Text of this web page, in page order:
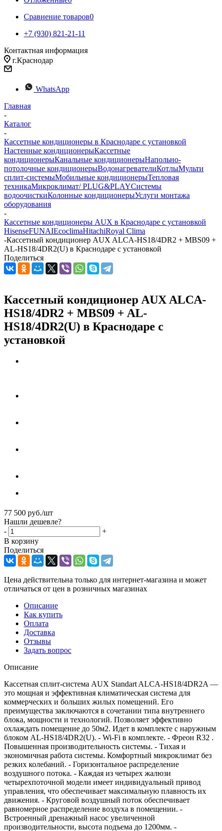
Сравнение товаров0
+7 (930) 821-21-11
Контактная информация
г.Краснодар
WhatsApp
Главная
-
Каталог
-
Кассетные кондиционеры в Краснодаре с установкой
Настенные кондиционерыКассетные
кондиционерыКанальные кондиционерыНапольно-
потолочные кондиционерыВодонагревателиКотлыМульти
сплит-системыМобильные кондиционерыТепловая
техникаМикроклимат/ PLUG&PLAYСистемы
водоочисткиКолонные кондиционерыУслуги монтажа
оборудования
-
Кассетные кондиционеры AUX в Краснодаре с установкой
HisenseFUNAIEcoclimaHitachiRoyal Clima
-Кассетный кондиционер AUX ALCA-HS18/4DR2 + MBS09 +
AL-HS18/4DR2(U) в Краснодаре с установкой
Поделиться
Кассетный кондиционер AUX ALCA-
HS18/4DR2 + MBS09 + AL-
HS18/4DR2(U) в Краснодаре с
установкой
77 500 руб./шт
Нашли дешевле?
-
+
В корзину
Поделиться
Цена действительна только для интернет-магазина и может
отличаться от цен в розничных магазинах
Описание
Как купить
Оплата
Доставка
Отзывы
Задать вопрос
Описание
Кассетная сплит-система AUX Standart ALCA-HS18/4DR2A —
это мощная и эффективная климатическая система для
коммерческих и больших жилых помещений. Его
преимущества заключаются в сочетании типа внутреннего
блока, мощности и технологий. Позволяет эффективно
охлаждать помещение до 50м2. Идет в комплекте с наружным
блоком AL-HS18/4DR2(U). - Wi-Fi в комплекте. - Фреон R32 .
Повышенная производительность системы. - Тихая и
экономичная работа системы. Комфортный микроклимат без
резких колебаний. - Горизонтальное распределение
воздушного потока. - Каждая из четырех жалюзи
четырехпоточной модели имеет индивидуальный привод
управления, что обеспечивает максимальную плавность их
движения. - Круговой воздушный поток обеспечивает
равномерное распределение воздуха в помещении. -
Встроенный дренажный насос увеличенной
производительности, высота подъема до 1200мм. -